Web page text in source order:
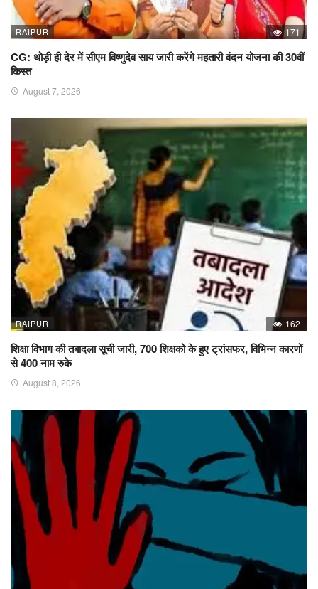
RAIPUR 171
CG: थोड़ी ही देर में सीएम विष्णुदेव साय जारी करेंगे महतारी वंदन योजना की 30वीं
किस्त
August 7, 2026
RAIPUR 162
शिक्षा विभाग की तबादला सूची जारी, 700 शिक्षको के हुए ट्रांसफर, विभिन्न कारणों
से 400 नाम रुके
August 8, 2026